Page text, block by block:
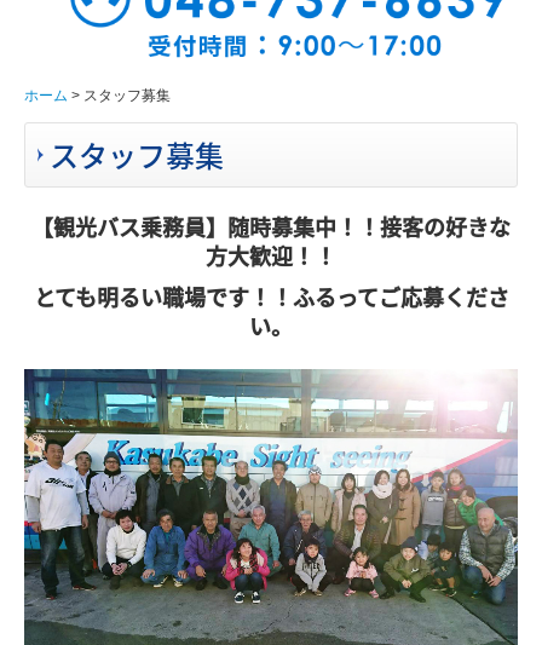
クレヨンしんちゃんだより
スタッフ募集
安全への取組み
プライバシーポリシー
運送業約款
輸送安全マネジメントに関する取り組み
貸切バス安全性評価制度
グリーン経営認証登録証
ご利用について
ご相談フォーム
お見積りフォーム
ホーム スタッフ募集
スタッフ募集
【観光バス乗務員】随時募集中！！ 接客の好きな
方大歓迎！！
とても明るい職場です！！ふるってご応募くださ
い。